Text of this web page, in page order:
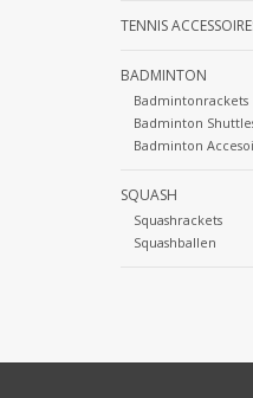
TENNIS
BADMINTON
Badmintonrackets
Badminton
Badminton
SQUASH
Squashrackets
Squashballen